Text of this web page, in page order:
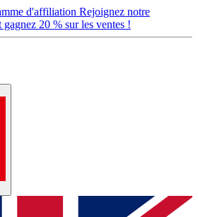
d'affiliation Rejoignez notre
20 % sur les ventes !